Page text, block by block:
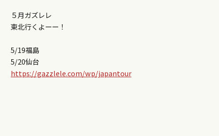
５月ガズレレ
東北行くよーー！
5/19福島
5/20仙台
https://gazzlele.com/wp/japantour